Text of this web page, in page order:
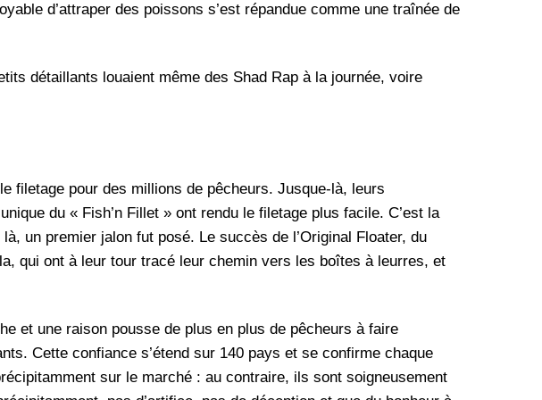
d’attraper des poissons s’est répandue comme une traînée de
détaillants louaient même des Shad Rap à la journée, voire
filetage pour des millions de pêcheurs. Jusque-là, leurs
du « Fish’n Fillet » ont rendu le filetage plus facile. C’est la
un premier jalon fut posé. Le succès de l’Original Floater, du
qui ont à leur tour tracé leur chemin vers les boîtes à leurres, et
et une raison pousse de plus en plus de pêcheurs à faire
Cette confiance s’étend sur 140 pays et se confirme chaque
sur le marché : au contraire, ils sont soigneusement